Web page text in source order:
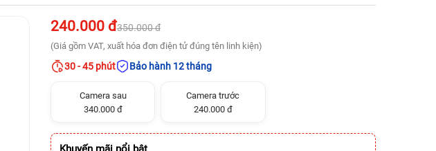
240.000 đ350.000 đ
(Giá gồm VAT, xuất hóa đơn điện tử đúng tên linh kiện)
30 - 45 phút Bảo hành 12 tháng
Camera sau
340.000 đ
Camera trước
240.000 đ